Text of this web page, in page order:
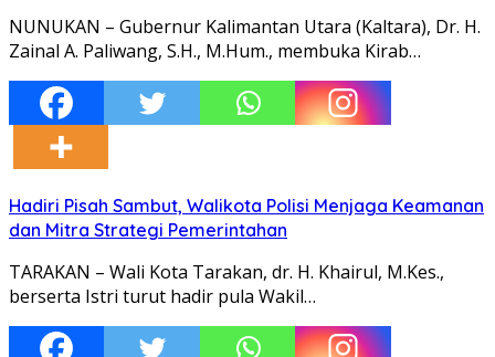
NUNUKAN – Gubernur Kalimantan Utara (Kaltara), Dr. H.
Zainal A. Paliwang, S.H., M.Hum., membuka Kirab…
Hadiri Pisah Sambut, Walikota Polisi Menjaga Keamanan
dan Mitra Strategi Pemerintahan
TARAKAN – Wali Kota Tarakan, dr. H. Khairul, M.Kes.,
berserta Istri turut hadir pula Wakil…